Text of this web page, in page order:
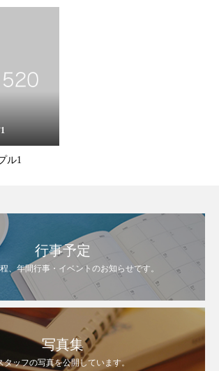
ル1
行事予定
、年間行事・イベントのお知らせです。
写真集
タッフの写真を公開しています。